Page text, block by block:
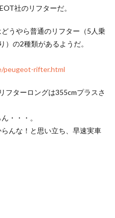
社のリフターだ。
うやら普通のリフター（5人乗
）の2種類があるようだ。
peugeot-rifter.html
フターロングは355cmプラスさ
・・・。
んな！と思い立ち、早速実車